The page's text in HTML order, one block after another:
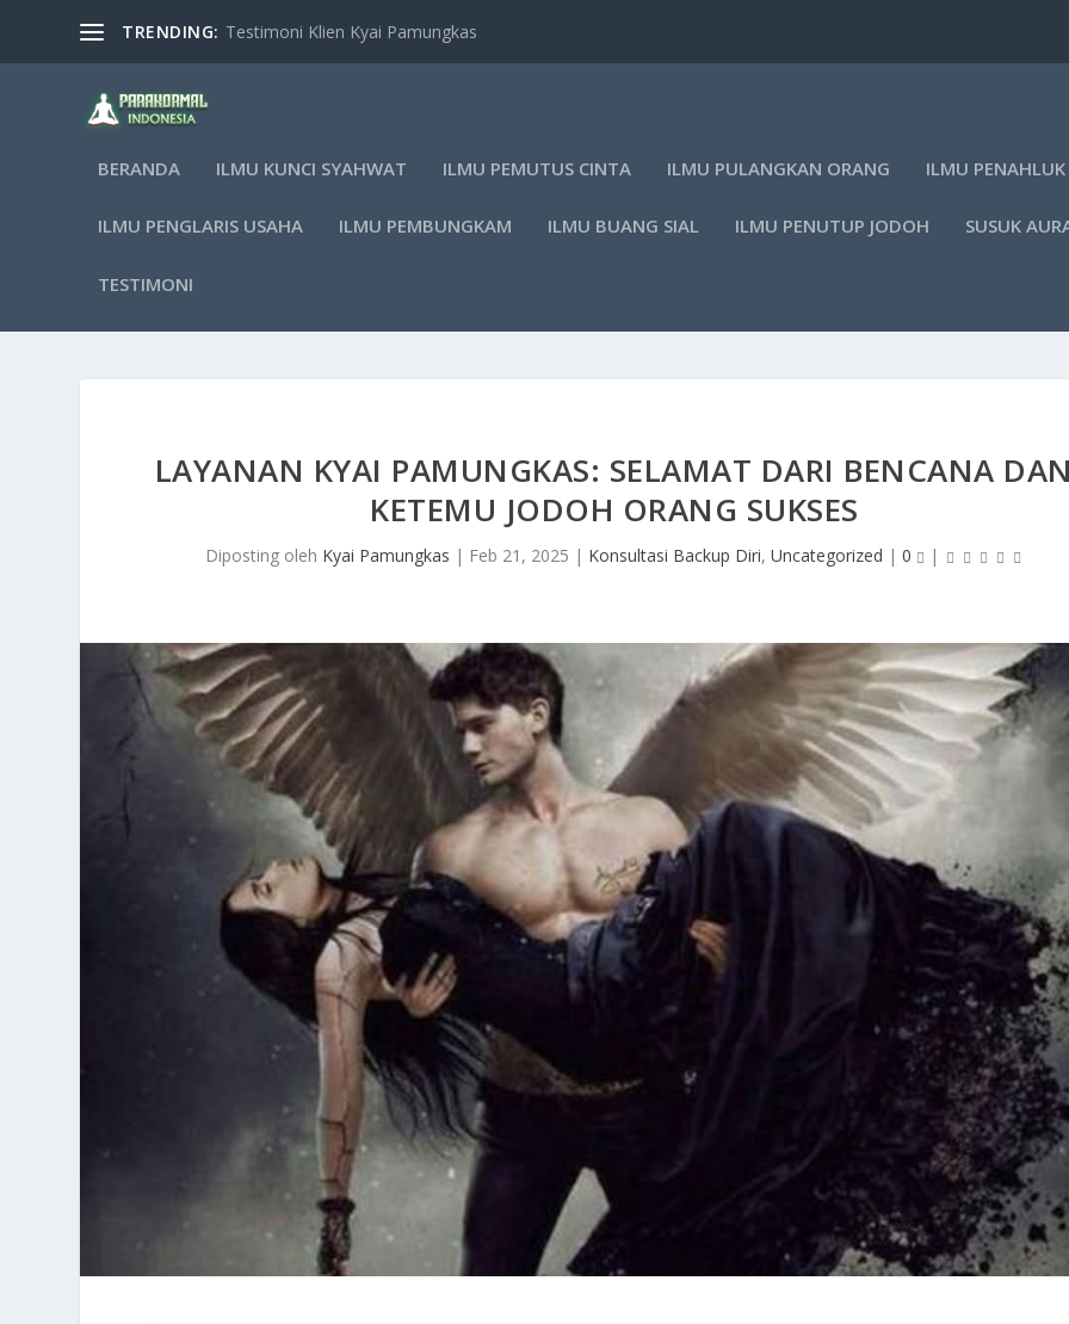
TRENDING: Testimoni Klien Kyai Pamungkas
BERANDA ILMU KUNCI SYAHWAT ILMU PEMUTUS CINTA ILMU PULANGKAN ORANG ILMU
ILMU PENGLARIS USAHA ILMU PEMBUNGKAM ILMU BUANG SIAL ILMU PENUTUP JODOH SUSUK
TESTIMONI
LAYANAN KYAI PAMUNGKAS: SELAMAT DARI BENCANA
KETEMU JODOH ORANG SUKSES
Diposting oleh Kyai Pamungkas | Feb 21, 2025 | Konsultasi Backup Diri,Uncategorized |0 |